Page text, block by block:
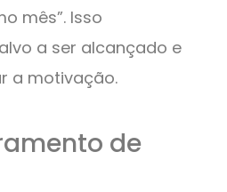
mês”. Isso
a ser alcançado e
a motivação.
de